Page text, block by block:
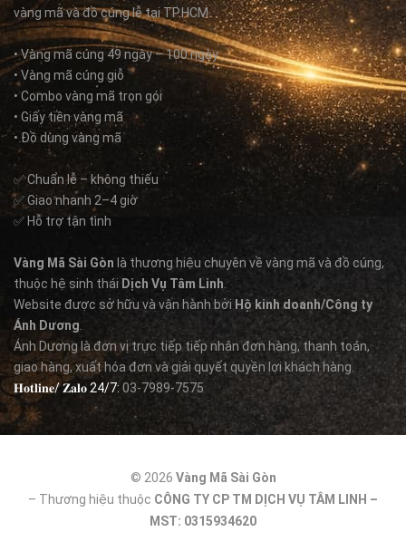
vàng mã và đồ cúng lễ tại TP.HCM.
• Vàng mã cúng 49 ngày – 100 ngày
• Vàng mã cúng giỗ
• Combo vàng mã trọn gói
• Giấy tiền vàng mã
• Đồ dùng vàng mã
✅ Chuẩn lễ – không thiếu
✅ Giao nhanh 2–4 giờ
✅ Hỗ trợ tận tình
Vàng Mã Sài Gòn là thương hiệu chuyên về vàng mã và đồ cúng,
thuộc hệ sinh thái Dịch Vụ Tâm Linh
Website được sở hữu và vận hành bởi Hộ kinh doanh/Công ty
Ánh Dương
Ánh Dương là đơn vị trực tiếp tiếp nhận đơn hàng, thanh toán,
giao hàng, xuất hóa đơn và giải quyết quyền lợi khách hàng.
𝐇𝐨𝐭𝐥𝐢𝐧𝐞/ 𝐙𝐚𝐥𝐨 24/7: 03-7989-7575
© 2026 Vàng Mã Sài Gòn
– Thương hiệu thuộc CÔNG TY CP TM DỊCH VỤ TÂM LINH –
MST: 0315934620